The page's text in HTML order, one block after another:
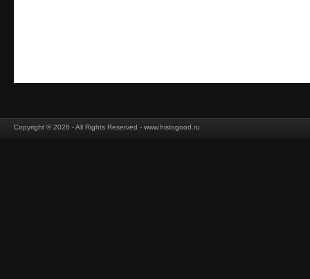
Copyright © 2026 - All Rights Reserved - www.histogood.ru